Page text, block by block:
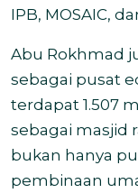
IPB, MOSAIC,
Abu Rokhmad
sebagai pusat
terdapat 1.507
sebagai masjid
bukan hanya
pembinaan